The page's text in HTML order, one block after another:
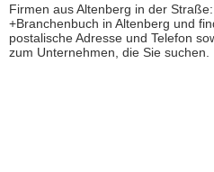
Firmen aus Altenberg in der
+Branchenbuch in Altenberg und
postalische Adresse und Telefon
zum Unternehmen, die Sie suchen.